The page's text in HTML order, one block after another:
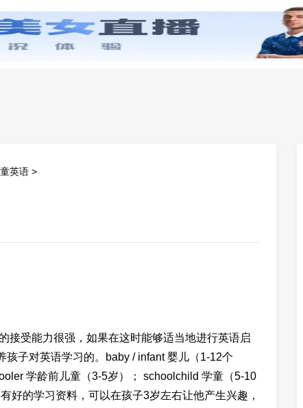
零基础学英语 小学英语 初中英语 高中英
英语 >
接受能力很强，如果在这时能够适当地进行英语启
子对英语学习的。baby / infant 婴儿（1-12个
学龄前儿童（3-5岁）； schoolchild 学童（5-10
好的学习资料，可以在孩子3岁左右让他产生兴趣，